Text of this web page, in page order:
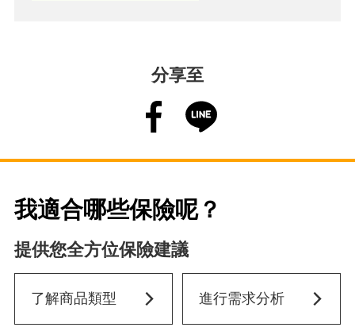
分享至
我適合哪些保險呢？
提供您全方位保險建議
了解商品類型 進行需求分析